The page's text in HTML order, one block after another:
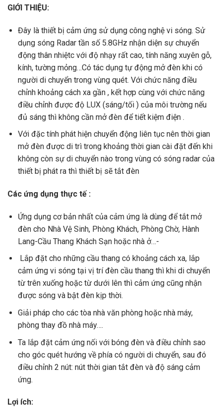
GIỚI THIỆU:
Đây là thiết bị cảm ứng sử dụng công nghệ vi sóng. Sử
dụng sóng Radar tần số 5.8GHz nhận diện sự chuyển
động thân nhiệtc với độ nhạy rất cao, tính năng xuyên gỗ,
kính, tường mỏng…Có tác dụng tự động mở đèn khi có
người di chuyển trong vùng quét. Với chức năng điều
chỉnh khoảng cách xa gần , kết hợp cùng với chức năng
điều chỉnh được độ LUX (sáng/tối ) của môi trường nếu
đủ sáng thì không cần mở đèn để tiết kiệm điện .
Với đặc tính phát hiện chuyển động liên tục nên thời gian
mở đèn được di trì trong khoảng thời gian cài đặt đến khi
không còn sự di chuyển nào trong vùng có sóng radar của
thiết bị phát ra thì thiết bị sẽ tắt đèn
Các ứng dụng thực tế :
Ứng dụng cơ bản nhất của cảm ứng là dùng để tắt mở
đèn cho Nhà Vệ Sinh, Phòng Khách, Phòng Chờ, Hành
Lang-Cầu Thang Khách Sạn hoặc nhà ở…-
Lắp đặt cho những cầu thang có khoảng cách xa, lắp
cảm ứng vi sóng tại vị trí đèn cầu thang thì khi di chuyển
từ trên xuống hoặc từ dưới lên thì cảm ứng cũng nhận
được sóng và bật đèn kịp thời.
Giải pháp cho các tòa nhà văn phòng hoặc nhà máy,
phòng thay đồ nhà máy….
Ta lắp đặt cảm ứng nối với bóng đèn và điều chỉnh sao
cho góc quét hướng về phía có người di chuyển, sau đó
điều chỉnh 2 nút: nút thời gian tắt đèn và độ sáng cảm
ứng.
Lợi ích: